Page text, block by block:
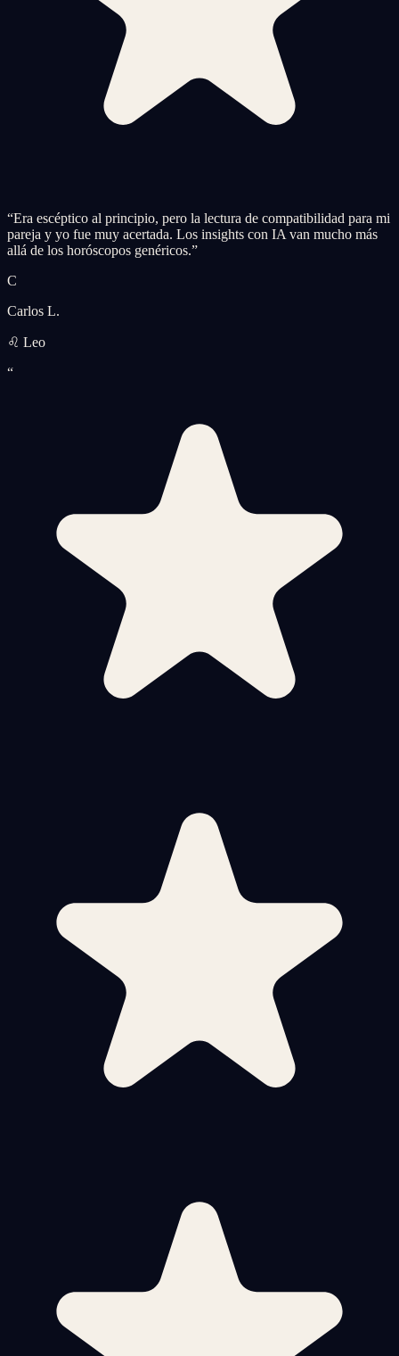
“Era escéptico al principio, pero la lectura de compatibilidad para mi
pareja y yo fue muy acertada. Los insights con IA van mucho más
allá de los horóscopos genéricos.”
C
Carlos L.
♌ Leo
“